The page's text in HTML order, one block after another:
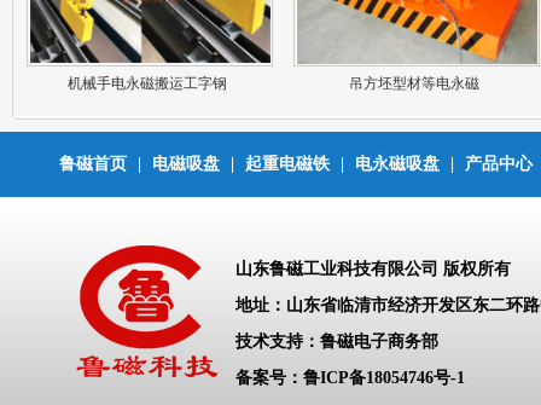
机械手电永磁搬运工字钢 吊方坯型材等电永磁
鲁磁首页 电磁吸盘 起重电磁铁 电永磁吸盘 产品中心
山东鲁磁工业科技有限公司 版权所有
地址：山东省临清市经济开发区东二环
技术支持：鲁磁电子商务部
备案号： 鲁ICP备18054746号-1